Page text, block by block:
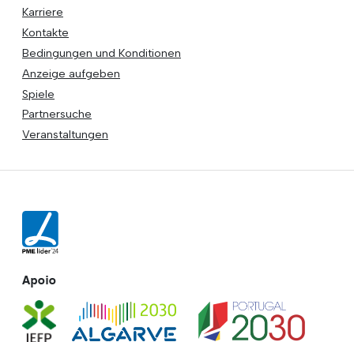
Karriere
Kontakte
Bedingungen und Konditionen
Anzeige aufgeben
Spiele
Partnersuche
Veranstaltungen
Apoio